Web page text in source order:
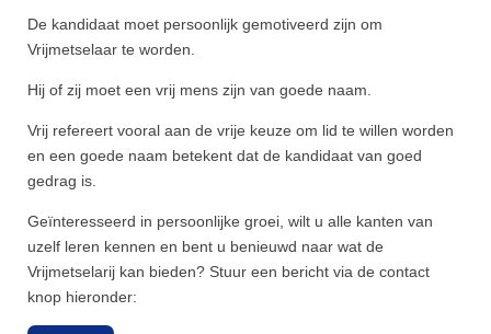
De kandidaat moet persoonlijk gemotiveerd zijn om
Vrijmetselaar te worden.
Hij of zij moet een vrij mens zijn van goede naam.
Vrij refereert vooral aan de vrije keuze om lid te willen worden
en een goede naam betekent dat de kandidaat van goed
gedrag is.
Geïnteresseerd in persoonlijke groei, wilt u alle kanten van
uzelf leren kennen en bent u benieuwd naar wat de
Vrijmetselarij kan bieden? Stuur een bericht via de contact
knop hieronder: